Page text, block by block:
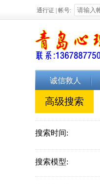
通行证 | 帐号:
诚信救人
高级搜索
搜索时间:
搜索模型: